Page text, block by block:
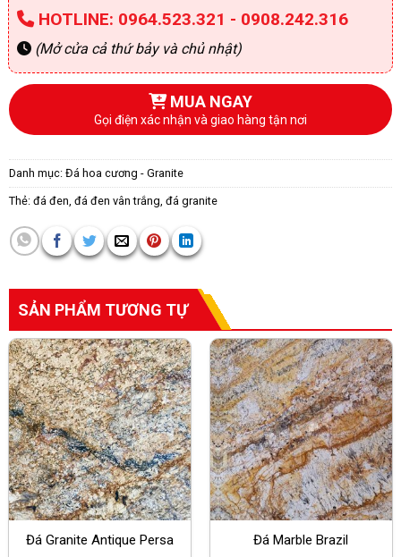
HOTLINE: 0964.523.321 - 0908.242.316
(Mở cửa cả thứ bảy và chủ nhật)
MUA NGAY
Gọi điện xác nhận và giao hàng tận nơi
Danh mục: Đá hoa cương - Granite
Thẻ: đá đen đá đen vân trắng đá granite
SẢN PHẨM TƯƠNG TỰ
Đá Granite Antique Persa Đá Marble Brazil